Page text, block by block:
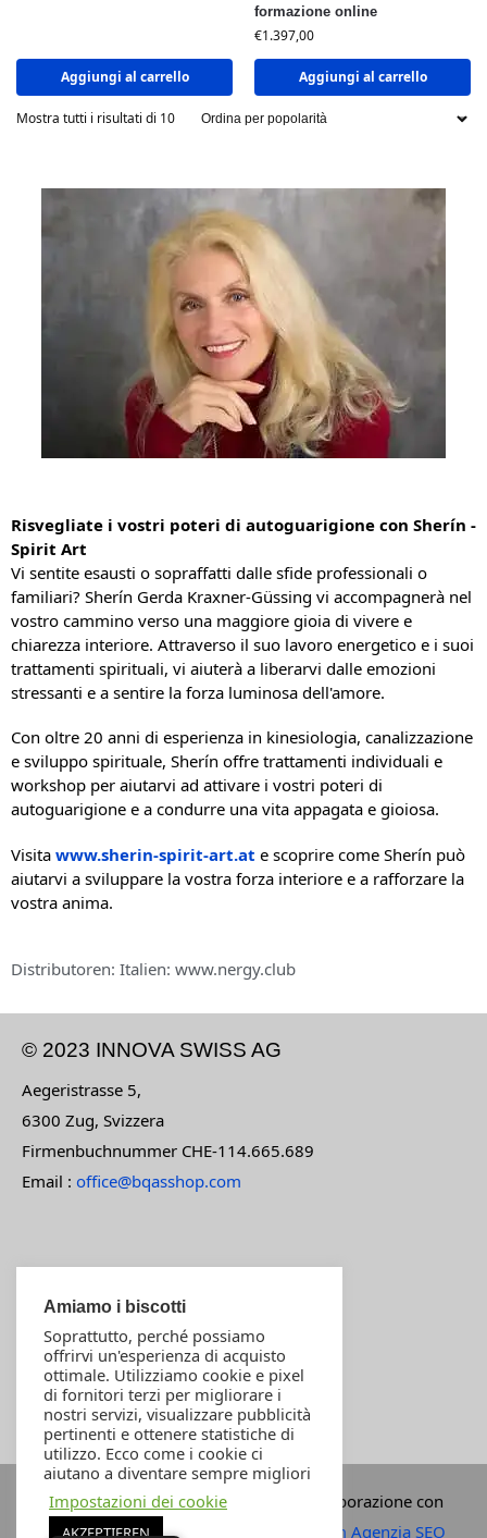
Aggiungi al carrello
formazione online
€1.397,00
Aggiungi al carrello
Mostra tutti i risultati di 10
Risvegliate i vostri poteri di autoguarigione con Sherín -
Spirit Art
Vi sentite esausti o sopraffatti dalle sfide professionali o
familiari? Sherín Gerda Kraxner-Güssing vi accompagnerà nel
vostro cammino verso una maggiore gioia di vivere e
chiarezza interiore. Attraverso il suo lavoro energetico e i suoi
trattamenti spirituali, vi aiuterà a liberarvi dalle emozioni
stressanti e a sentire la forza luminosa dell'amore.
Con oltre 20 anni di esperienza in kinesiologia, canalizzazione
e sviluppo spirituale, Sherín offre trattamenti individuali e
workshop per aiutarvi ad attivare i vostri poteri di
autoguarigione e a condurre una vita appagata e gioiosa.
Visita www.sherin-spirit-art.at e scoprire come Sherín può
aiutarvi a sviluppare la vostra forza interiore e a rafforzare la
vostra anima.
Distributoren: Italien: www.nergy.club
© 2023 INNOVA SWISS AG
Aegeristrasse 5,
6300 Zug, Svizzera
Firmenbuchnummer CHE-114.665.689
Email : office@bqasshop.com
Condizioni di pagamento
Impronta
Il mio account
Assistenza clienti
Negozio
Commissionato da INNOVA SWISS in collaborazione con
D4 visions Diego Mutinelli &
MingoVersum Agenzia SEO
Amiamo i biscotti
Soprattutto, perché possiamo
offrirvi un'esperienza di acquisto
ottimale. Utilizziamo cookie e pixel
di fornitori terzi per migliorare i
nostri servizi, visualizzare pubblicità
pertinenti e ottenere statistiche di
utilizzo. Ecco come i cookie ci
aiutano a diventare sempre migliori
Impostazioni dei cookie
AKZEPTIEREN